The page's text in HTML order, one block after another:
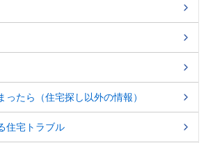
ったら（住宅探し以外の情報）
住宅トラブル